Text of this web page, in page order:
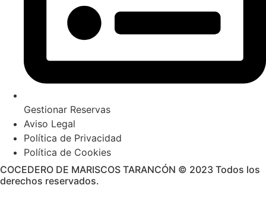
Gestionar Reservas
Aviso Legal
Política de Privacidad
Política de Cookies
COCEDERO DE MARISCOS TARANCÓN © 2023 Todos los
derechos reservados.